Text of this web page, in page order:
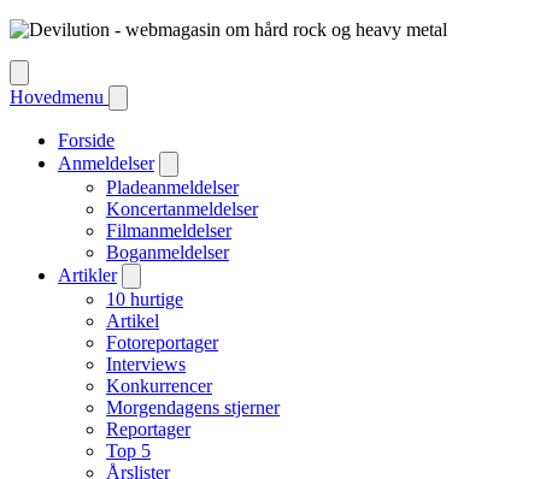
Hovedmenu
Forside
Anmeldelser
Pladeanmeldelser
Koncertanmeldelser
Filmanmeldelser
Boganmeldelser
Artikler
10 hurtige
Artikel
Fotoreportager
Interviews
Konkurrencer
Morgendagens stjerner
Reportager
Top 5
Årslister